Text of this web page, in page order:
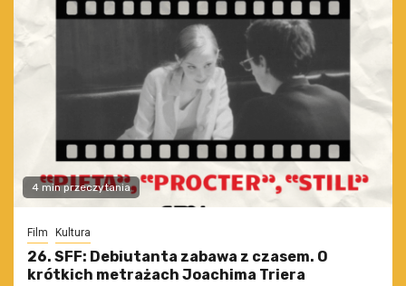
4 min przeczytania
Film Kultura
26. SFF: Debiutanta zabawa z czasem. O
krótkich metrażach Joachima Triera